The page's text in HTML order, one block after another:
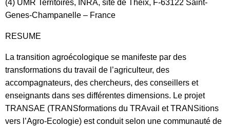
(4) UMR Territoires, INRA, site de Theix, F-63122 Saint-
Genes-Champanelle – France
RESUME
La transition agroécologique se manifeste par des
transformations du travail de l’agriculteur, des
accompagnateurs, des chercheurs, des conseillers et
enseignants dans ses différentes dimensions. Le projet
TRANSAE (TRANSformations du TRAvail et TRANSitions
vers l’Agro-Ecologie) est conduit selon une communauté de